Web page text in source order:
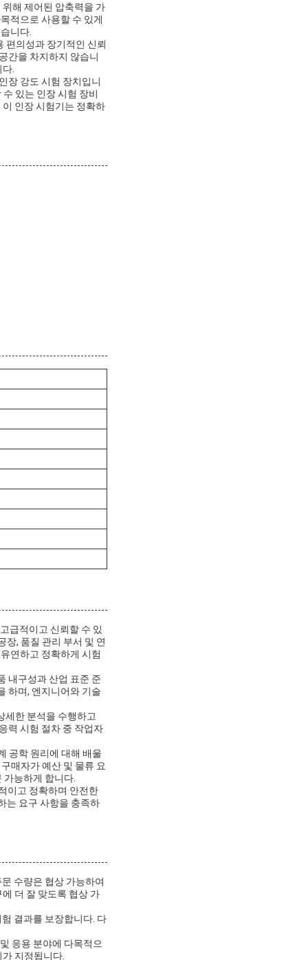
해 제어된 압축력을 가
적으로 사용할 수 있게
니다.
편의성과 장기적인 신뢰
간을 차지하지 않습니
.
장 강도 시험 장치입니
있는 인장 시험 장비
인장 시험기는 정확하
급적이고 신뢰할 수 있
장, 품질 관리 부서 및 연
연하고 정확하게 시험
내구성과 산업 표준 준
하며, 엔지니어와 기술
세한 분석을 수행하고
력 시험 절차 중 작업자
공학 원리에 대해 배울
매자가 예산 및 물류 요
능하게 합니다.
이고 정확하며 안전한
는 요구 사항을 충족하
수량은 협상 가능하여
더 잘 맞도록 협상 가
결과를 보장합니다. 다
응용 분야에 다목적으
지정됩니다.